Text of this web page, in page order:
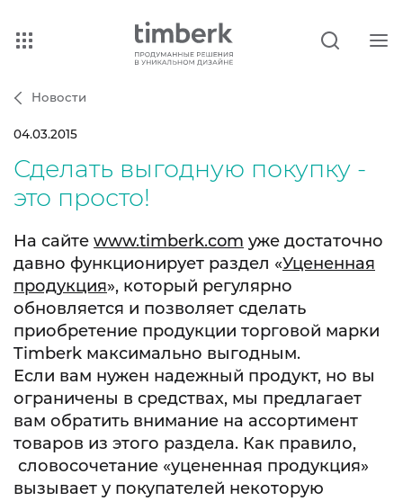
Новости
04.03.2015
Сделать выгодную покупку -
это просто!
На сайте www.timberk.com уже достаточно
давно функционирует раздел «Уцененная
продукция», который регулярно
обновляется и позволяет сделать
приобретение продукции торговой марки
Timberk максимально выгодным.
Если вам нужен надежный продукт, но вы
ограничены в средствах, мы предлагает
вам обратить внимание на ассортимент
товаров из этого раздела. Как правило,
словосочетание «уцененная продукция»
вызывает у покупателей некоторую